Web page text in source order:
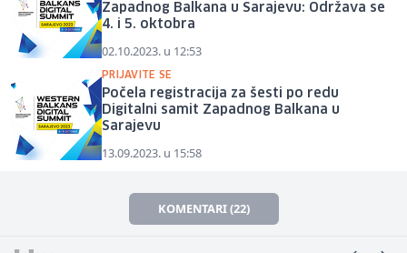
Zapadnog Balkana u Sarajevu: Održava se
4. i 5. oktobra
02.10.2023. u 12:53
PRIJAVITE SE
Počela registracija za šesti po redu
Digitalni samit Zapadnog Balkana u
Sarajevu
13.09.2023. u 15:58
KOMENTARI (22)